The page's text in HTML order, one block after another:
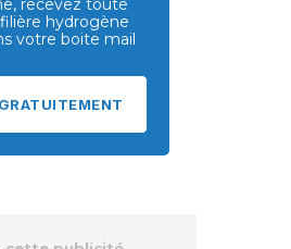
recevez toute
hydrogène
votre boite mail